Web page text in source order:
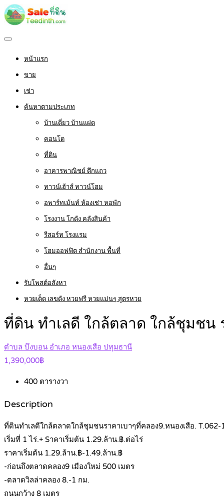
หน้าแรก
ขาย
เช่า
ค้นหาตามประเภท
บ้านเดี่ยว บ้านแฝด
คอนโด
ที่ดิน
อาคารพาณิชย์ ตึกแถว
ทาวน์เฮ้าส์ ทาวน์โฮม
อพาร์ทเม้นท์ ห้องเช่า หอพัก
โรงงาน โกดัง คลังสินค้า
รีสอร์ท โรงแรม
โฮมออฟฟิต สำนักงาน พื้นที่
อื่นๆ
รับโพสต์อสังหา
หวยเด็ด เลขดัง หวยฟรี หวยแม่นๆ สูตรหวย
ที่ดิน ทำเลดี ใกล้ตลาด ใกล้ชุมชน
ตำบล บึงบอน อำเภอ หนองเสือ ปทุมธานี
1,390,000฿
400 ตารางวา
Description
ที่ดินทำเลดีใกล้ตลาดใกล้ชุมชนราคาเบาๆที่คลอง9.หนองเสือ. T.062-
เริ่มที่ 1 ไร่.+ Sาคาเริ่มต้น 1.29.ล้าน.฿.ต่อไร่
ราคาเริ่มต้น 1.29.ล้าน.฿-1.49.ล้าน.฿
-ก่อนถึงตลาดคลอง9 เมืองใหม่ 500 เมตร
-ตลาดวิลล่าคลอง 8.-1 กม.
ถนนกว้าง 8 เมตร